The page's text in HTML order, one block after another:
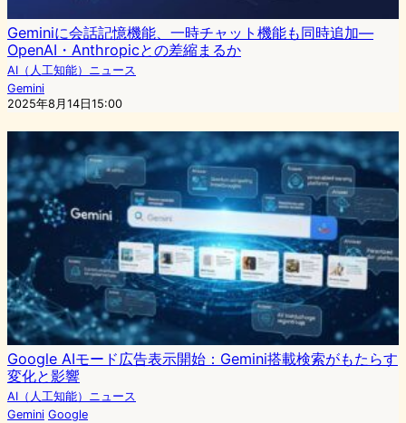
Geminiに会話記憶機能、一時チャット機能も同時追加—
OpenAI・Anthropicとの差縮まるか
AI（人工知能）ニュース
Gemini
2025年8月14日15:00
Google AIモード広告表示開始：Gemini搭載検索がもたらす
変化と影響
AI（人工知能）ニュース
Gemini Google